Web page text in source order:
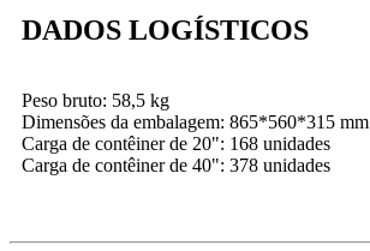
DADOS LOGÍSTICOS
Peso bruto: 58,5 kg
Dimensões da embalagem: 865*560*315 mm
Carga de contêiner de 20": 168 unidades
Carga de contêiner de 40": 378 unidades